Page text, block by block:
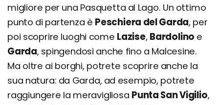
migliore per una Pasquetta al Lago. Un ottimo
punto di partenza è Peschiera del Garda, per
poi scoprire luoghi come Lazise, Bardolino e
Garda, spingendosi anche fino a Malcesine.
Ma oltre ai borghi, potrete scoprire anche la
sua natura: da Garda, ad esempio, potrete
raggiungere la meravigliosa Punta San Vigilio,